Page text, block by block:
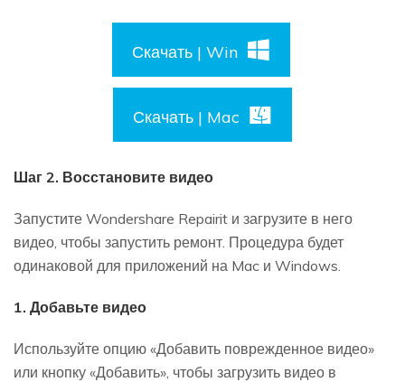
Скачать | Win
Скачать | Mac
Шаг 2. Восстановите видео
Запустите Wondershare Repairit и загрузите в него
видео, чтобы запустить ремонт. Процедура будет
одинаковой для приложений на Mac и Windows.
1. Добавьте видео
Используйте опцию «Добавить поврежденное видео»
или кнопку «Добавить», чтобы загрузить видео в